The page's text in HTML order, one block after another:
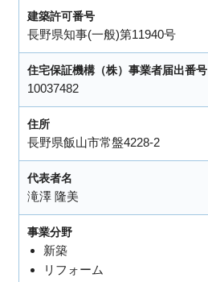
建築許可番号
長野県知事(一般)第11940号
住宅保証機構（株）事業者届出番号
10037482
住所
長野県飯山市常盤4228-2
代表者名
滝澤 隆美
事業分野
新築
リフォーム